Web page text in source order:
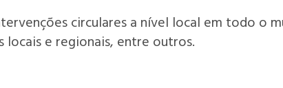
circulares a nível local em todo o
locais e regionais, entre outros.